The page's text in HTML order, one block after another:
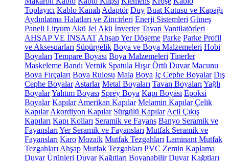
Toplayıcı Kablo Kanalı Adaptör Duy Buat Kutusu ve Kapağı
Aydınlatma Halatları ve Zincirleri Enerji Sistemleri Güneş
Paneli Lityum Akü Jel Akü İnverter Tavan Vantilatörleri
AHŞAP VE İNŞAAT Ahşap Yer Döşeme Parke Parke Profil
ve Aksesuarları Süpürgelik Boya ve Boya Malzemeleri Hobi
Boyaları Tempare Boyası Boya Malzemeleri Tinerler
Maskeleme Bandı Vernik Spatula Hışır Örtü Duvar Macunu
Boya Fırçaları Boya Rulosu Mala Boya İç Cephe Boyalar Dış
Cephe Boyalar Astarlar Metal Boyaları Tavan Boyaları Yağlı
BoyalarYalıtım Boyası Sprey Boya Kapı Boyası Epoksi
Boyalar Kapılar Amerikan Kapılar Melamin Kapılar Çelik
Kapılar Akordiyon Kapılar Sürgülü Kapılar Acil Çıkış
Kapıları Kapı Kolları Seramik ve Fayans Banyo Seramik ve
Fayansları Yer Seramik ve Fayansları Mutfak Seramik ve
Fayansları Karo Mozaik Mutfak Tezgahları Laminant Mutfak
Tezgahları Ahşap Mutfak Tezgahları PVC Zemin Kaplama
Duvar Ürünleri Duvar Kağıtları Boyanabilir Duvar Kağıtları